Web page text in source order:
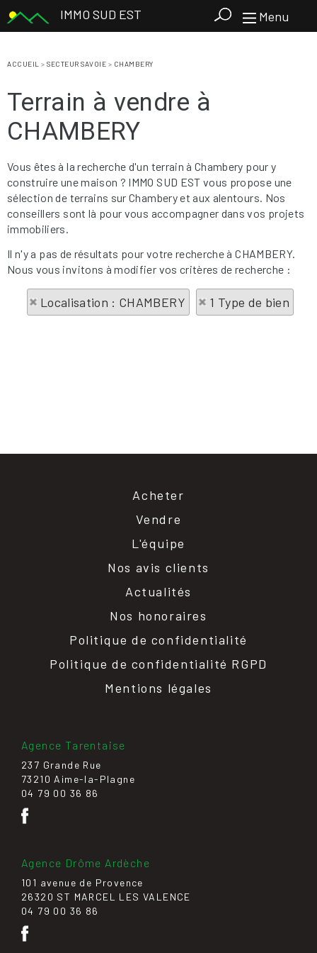
IMMO SUD EST Menu
ACCUEIL > SECTEUR SAVOIE > CHAMBERY
Terrain à vendre à
CHAMBERY
Vous êtes à la recherche d'un terrain à Chambery pour y
construire une maison ? IMMO SUD EST vous propose une
sélection de terrains sur Chambery et aux alentours. Nos
conseillers sont là pour vous accompagner dans vos projets
immobiliers.
Il n'y a pas de résultats pour votre recherche à CHAMBERY.
Nous vous invitons à modifier vos critères de recherche :
Localisation : CHAMBERY 1 Type de bien
Acheter
Vendre
L'équipe
Nos avis clients
Actualités
Nos honoraires
Politique de confidentialité
Politique de confidentialité RGPD
Mentions légales
Agence Tarentaise
237 Grande Rue
73210 Aime-la-Plagne
04 79 00 36 86
Agence Drôme Ardèche
101 avenue de Provence
26320 ST MARCEL LES VALENCE
04 79 00 36 86